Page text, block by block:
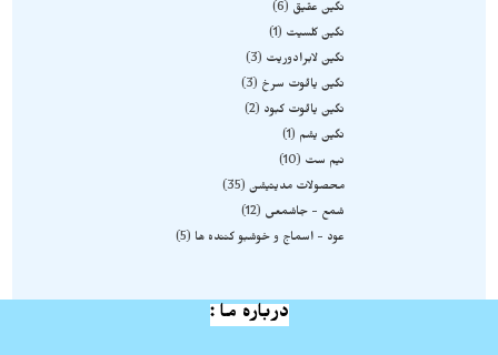
نگین عقیق
6
نگین کلسیت
1
نگین لابرادوریت
3
نگین یاقوت سرخ
3
نگین یاقوت کبود
2
نگین یشم
1
نیم ست
10
محصولات مدیتیشن 35
شمع - جاشمعی
12
عود - اسماج و خوشبو کننده ها
5
درباره ما :